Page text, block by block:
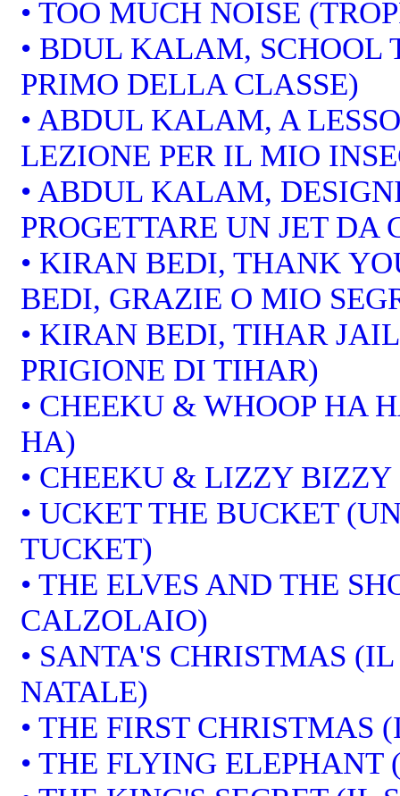
• TOO MUCH NOISE
• BDUL KALAM, SCHOOL
PRIMO DELLA CLASSE)
• ABDUL KALAM, A
LEZIONE PER IL MIO
• ABDUL KALAM,
PROGETTARE UN JET DA
• KIRAN BEDI, THANK
BEDI, GRAZIE O MIO
• KIRAN BEDI, TIHAR
PRIGIONE DI TIHAR)
• CHEEKU & WHOOP HA
HA)
• CHEEKU & LIZZY
• UCKET THE BUCKET
TUCKET)
• THE ELVES AND THE
CALZOLAIO)
• SANTA'S CHRISTMAS
NATALE)
• THE FIRST CHRISTMAS
• THE FLYING